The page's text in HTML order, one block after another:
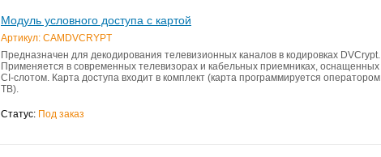
Модуль условного доступа с картой
Артикул: CAMDVCRYPT
Предназначен для декодирования телевизионных каналов в кодировках DVCrypt.
Применяется в современных телевизорах и кабельных приемниках, оснащенных
CI-слотом. Карта доступа входит в комплект (карта программируется оператором
ТВ).
Статус: Под заказ